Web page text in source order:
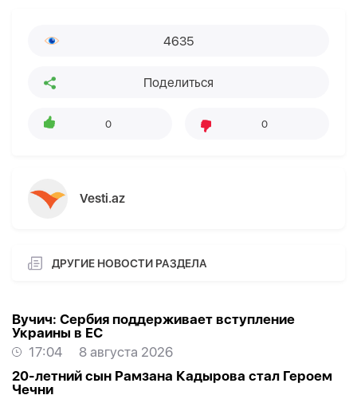
4635
Поделиться
0 0
Vesti.az
ДРУГИЕ НОВОСТИ РАЗДЕЛА
Вучич: Сербия поддерживает вступление
Украины в ЕС
17:04
8 августа 2026
20-летний сын Рамзана Кадырова стал Героем
Чечни